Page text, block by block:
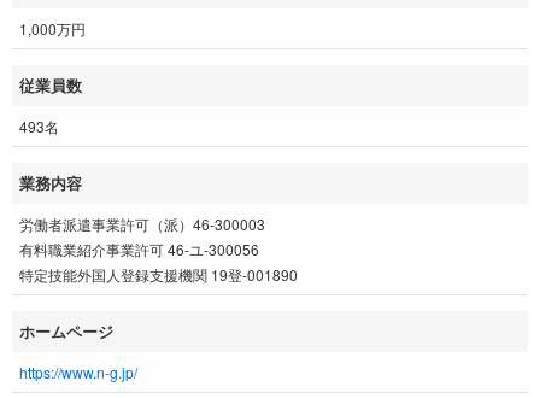
1,000万円
従業員数
493名
業務内容
労働者派遣事業許可（派）46-300003
有料職業紹介事業許可 46-ユ-300056
特定技能外国人登録支援機関 19登-001890
ホームページ
https://www.n-g.jp/